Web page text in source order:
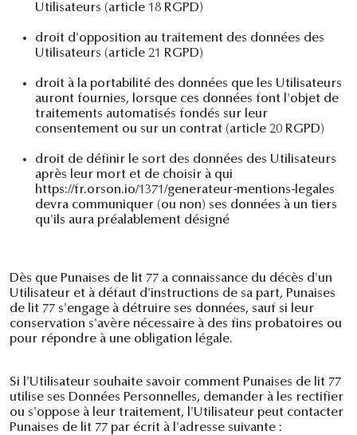
Utilisateurs (article 18 RGPD)
droit d'opposition au traitement des données des
Utilisateurs (article 21 RGPD)
droit à la portabilité des données que les Utilisateurs
auront fournies, lorsque ces données font l'objet de
traitements automatisés fondés sur leur
consentement ou sur un contrat (article 20 RGPD)
droit de définir le sort des données des Utilisateurs
après leur mort et de choisir à qui
https://fr.orson.io/1371/generateur-mentions-legales
devra communiquer (ou non) ses données à un tiers
qu'ils aura préalablement désigné
Dès que Punaises de lit 77 a connaissance du décès d'un
Utilisateur et à défaut d'instructions de sa part, Punaises
de lit 77 s'engage à détruire ses données, sauf si leur
conservation s'avère nécessaire à des fins probatoires ou
pour répondre à une obligation légale.
Si l'Utilisateur souhaite savoir comment Punaises de lit 77
utilise ses Données Personnelles, demander à les rectifier
ou s'oppose à leur traitement, l'Utilisateur peut contacter
Punaises de lit 77 par écrit à l'adresse suivante :